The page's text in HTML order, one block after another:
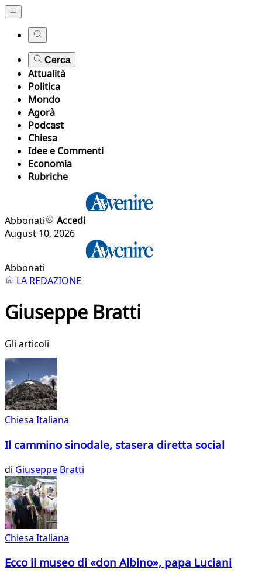
Cerca
Attualità
Politica
Mondo
Agorà
Podcast
Chiesa
Idee e Commenti
Economia
Rubriche
Abbonati
Accedi
August 10, 2026
Abbonati
LA REDAZIONE
Giuseppe Bratti
Gli articoli
Chiesa Italiana
Il cammino sinodale, stasera diretta social
di Giuseppe Bratti
Chiesa Italiana
Ecco il museo di «don Albino», papa Luciani